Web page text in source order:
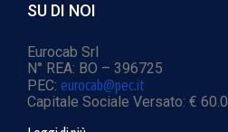
SU DI NOI
Eurocab Srl
N° REA: BO – 396725
PEC: eurocab@pec.it
Capitale Sociale Versato: €